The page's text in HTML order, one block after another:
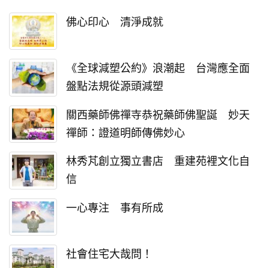
佛心印心 清淨成就
《全球減塑公約》浪潮起 台灣應全面
盤點法規從源頭減塑
關西藥師佛禪寺恭祝藥師佛聖誕 妙天
禪師：證道明師傳佛妙心
林秀芃創立獨立書店 重建苑裡文化自
信
一心專注 事有所成
社會住宅大哉問！